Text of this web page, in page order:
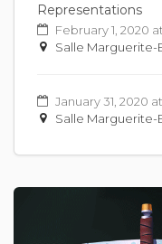
Representations
February 1, 2020
Salle Marguerite-
January 31, 2020
Salle Marguerite-